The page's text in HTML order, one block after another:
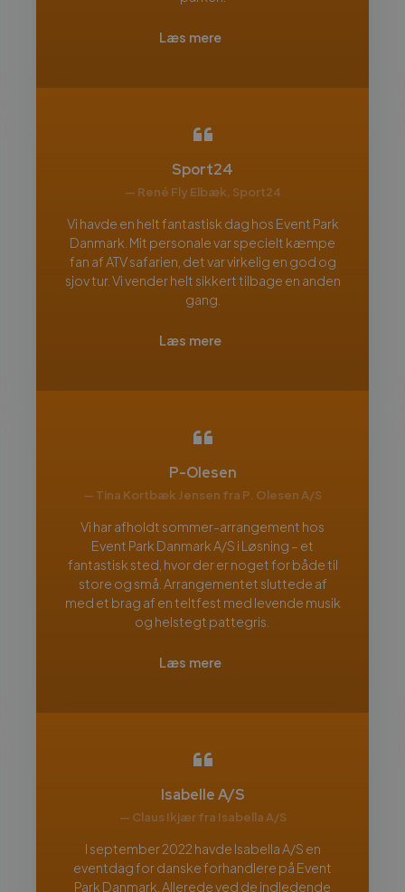
Læs mere
Sport24
— René Fly Elbæk, Sport24
Vi havde en helt fantastisk dag hos Event Park
Danmark. Mit personale var specielt kæmpe
fan af ATV safarien, det var virkelig en god og
sjov tur. Vi vender helt sikkert tilbage en anden
gang.
Læs mere
P-Olesen
— Tina Kortbæk Jensen fra P. Olesen A/S
Vi har afholdt sommer-arrangement hos
Event Park Danmark A/S i Løsning – et
fantastisk sted, hvor der er noget for både til
store og små. Arrangementet sluttede af
med et brag af en teltfest med levende musik
og helstegt pattegris.
Læs mere
Isabelle A/S
— Claus Ikjær fra Isabella A/S
I september 2022 havde Isabella A/S en
eventdag for danske forhandlere på Event
Park Danmark. Allerede ved de indledende